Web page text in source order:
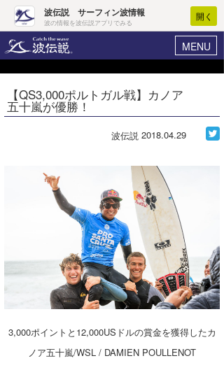
波伝説 サーフィン波情報
波の情報を波伝説アプリでみる
開く
MENU
ヘルプ マイホーム
ログイン
WAVE HUNTER 波予想ツール
サーフィンエリアガイド
会員メニュー
今月のプレゼント
【QS3,000ポルトガル戦】カノア
五十嵐が優勝！
波伝説 2018.04.29
3,000ポイントと12,000USドルの賞金を獲得したカ
ノア五十嵐/WSL / DAMIEN POULLENOT
Core Surf Japan
アート＆エンタメ
ショップ情報
ショップ情報
千葉北
ウラナミ
その他